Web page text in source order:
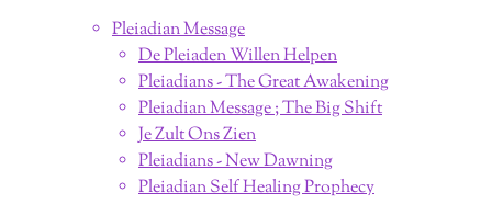
Pleiadian Message
De Pleiaden Willen Helpen
Pleiadians - The Great Awakening
Pleiadian Message ; The Big Shift
Je Zult Ons Zien
Pleiadians - New Dawning
Pleiadian Self Healing Prophecy